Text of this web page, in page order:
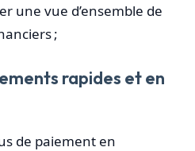
une vue d’ensemble de
;
rapides et en
de paiement en